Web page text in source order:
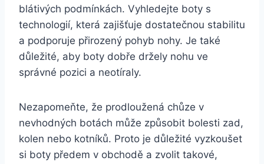
blátivých ‌podmínkách. Vyhledejte boty ⁤s
technologií, která zajišťuje dostatečnou stabilitu
a podporuje přirozený ‍pohyb nohy. Je také
důležité, aby boty dobře držely nohu​ ve⁢
správné pozici a neotíraly.
Nezapomeňte, že prodloužená ​chůze v
nevhodných botách může způsobit bolesti⁣ zad,
kolen nebo kotníků. Proto je důležité⁤ vyzkoušet
‍si boty předem ⁢v ⁤obchodě‍ a zvolit takové,